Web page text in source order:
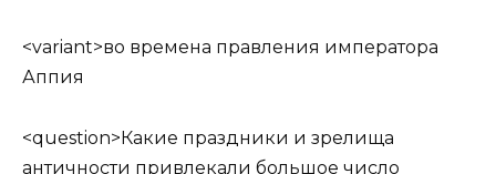
<variant>во времена правления императора
Аппия
<question>Какие праздники и зрелища
античности привлекали большое число